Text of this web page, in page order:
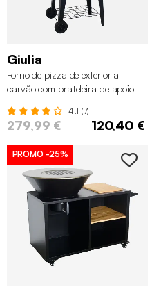
Giulia
Forno de pizza de exterior a
carvão com prateleira de apoio
4.1 (7)
279,99 € 120,40 €
PROMO -25%